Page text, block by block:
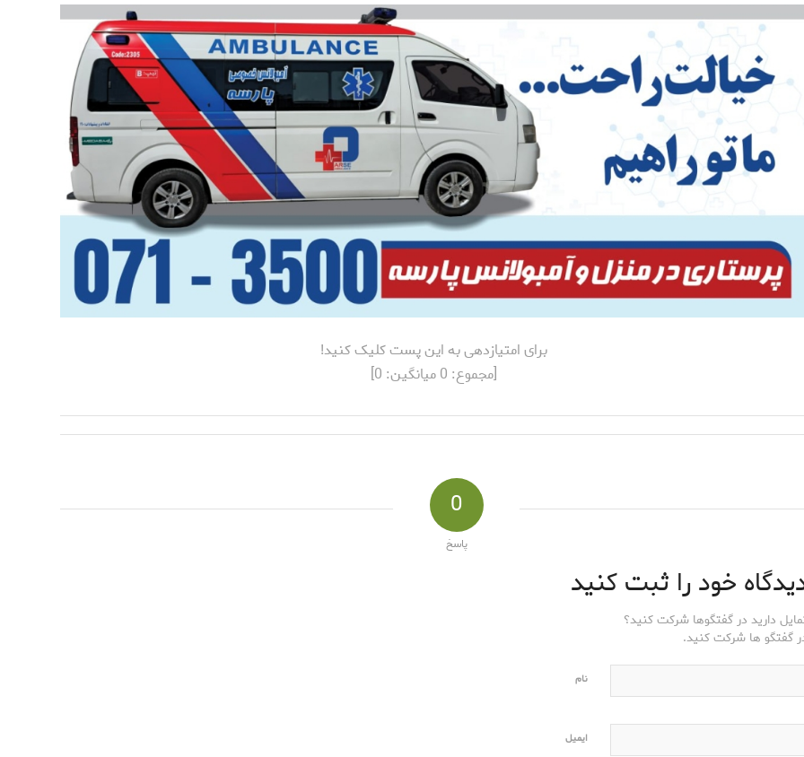
برای امتیازدهی به این پست کلیک کنید!
[مجموع: 0میانگین: 0
]
0
پاسخ
خود را ثبت کنید
دارید در گفتگوها شرکت کنید؟
گفتگو ها شرکت کنید.
نام
ایمیل